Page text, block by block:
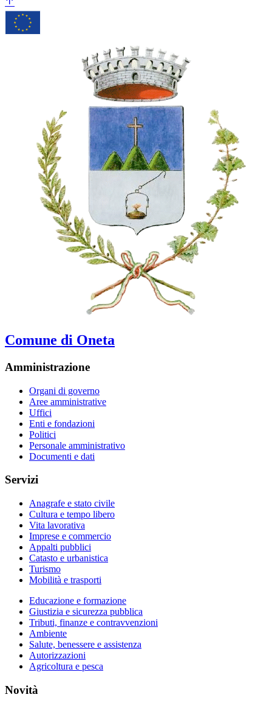
Comune di Oneta
Amministrazione
Organi di governo
Aree amministrative
Uffici
Enti e fondazioni
Politici
Personale amministrativo
Documenti e dati
Servizi
Anagrafe e stato civile
Cultura e tempo libero
Vita lavorativa
Imprese e commercio
Appalti pubblici
Catasto e urbanistica
Turismo
Mobilità e trasporti
Educazione e formazione
Giustizia e sicurezza pubblica
Tributi, finanze e contravvenzioni
Ambiente
Salute, benessere e assistenza
Autorizzazioni
Agricoltura e pesca
Novità